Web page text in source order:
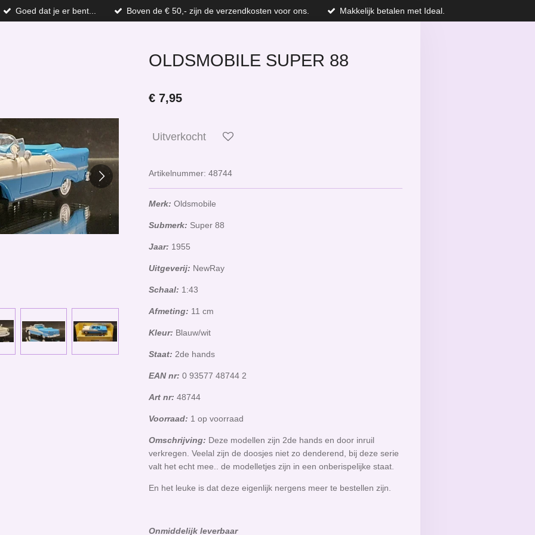
Goed dat je er bent... Boven de € 50,- zijn de verzendkosten voor ons. Makkelijk betalen met Ideal.
OLDSMOBILE SUPER 88
€ 7,95
Uitverkocht
Artikelnummer: 48744
Merk: Oldsmobile
Submerk: Super 88
Jaar: 1955
Uitgeverij: NewRay
Schaal: 1:43
Afmeting: 11 cm
Kleur: Blauw/wit
Staat: 2de hands
EAN nr: 0 93577 48744 2
Art nr: 48744
Voorraad: 1 op voorraad
Omschrijving: Deze modellen zijn 2de hands en door inruil
verkregen. Veelal zijn de doosjes niet zo denderend, bij deze serie
valt het echt mee.. de modelletjes zijn in een onberispelijke staat.
En het leuke is dat deze eigenlijk nergens meer te bestellen zijn.
Onmiddelijk leverbaar